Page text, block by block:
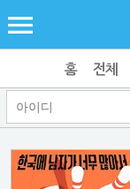
홈 전체